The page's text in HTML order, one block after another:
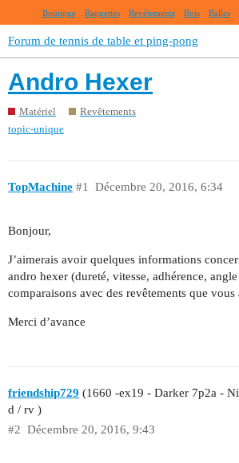
Boutique Raquettes Revêtements Bois Balles
Forum de tennis de table et ping-pong
Andro Hexer
Matériel
Revêtements
topic-unique
TopMachine Décembre 20, 2016, 6:34
#1
Bonjour,
J’aimerais avoir quelques informations
andro hexer (dureté, vitesse, adhérence,
comparaisons avec des revêtements que
Merci d’avance
friendship729 (1660 -ex19 - Darker 7p2a -
d / rv )
Décembre 20, 2016, 9:43
#2